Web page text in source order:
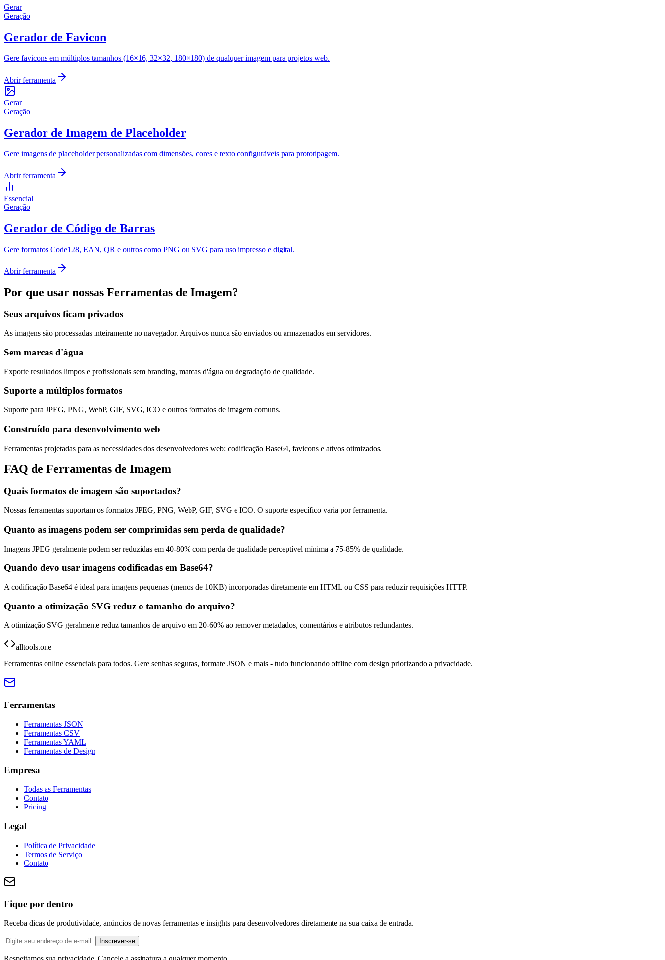
Gerar
Geração
Gerador de Favicon
Gere favicons em múltiplos tamanhos (16×16, 32×32, 180×180) de qualquer imagem para projetos web.
Abrir ferramenta
Gerar
Geração
Gerador de Imagem de Placeholder
Gere imagens de placeholder personalizadas com dimensões, cores e texto configuráveis para prototipagem.
Abrir ferramenta
Essencial
Geração
Gerador de Código de Barras
Gere formatos Code128, EAN, QR e outros como PNG ou SVG para uso impresso e digital.
Abrir ferramenta
Por que usar nossas Ferramentas de Imagem?
Seus arquivos ficam privados
As imagens são processadas inteiramente no navegador. Arquivos nunca são enviados ou armazenados em servidores.
Sem marcas d'água
Exporte resultados limpos e profissionais sem branding, marcas d'água ou degradação de qualidade.
Suporte a múltiplos formatos
Suporte para JPEG, PNG, WebP, GIF, SVG, ICO e outros formatos de imagem comuns.
Construído para desenvolvimento web
Ferramentas projetadas para as necessidades dos desenvolvedores web: codificação Base64, favicons e ativos otimizados.
FAQ de Ferramentas de Imagem
Quais formatos de imagem são suportados?
Nossas ferramentas suportam os formatos JPEG, PNG, WebP, GIF, SVG e ICO. O suporte específico varia por ferramenta.
Quanto as imagens podem ser comprimidas sem perda de qualidade?
Imagens JPEG geralmente podem ser reduzidas em 40-80% com perda de qualidade perceptível mínima a 75-85% de qualidade.
Quando devo usar imagens codificadas em Base64?
A codificação Base64 é ideal para imagens pequenas (menos de 10KB) incorporadas diretamente em HTML ou CSS para reduzir requisições HTTP.
Quanto a otimização SVG reduz o tamanho do arquivo?
A otimização SVG geralmente reduz tamanhos de arquivo em 20-60% ao remover metadados, comentários e atributos redundantes.
alltools.one
Ferramentas online essenciais para todos. Gere senhas seguras, formate JSON e mais - tudo funcionando offline com design priorizando a privacidade.
Ferramentas
Ferramentas JSON
Ferramentas CSV
Ferramentas YAML
Ferramentas de Design
Empresa
Todas as Ferramentas
Contato
Pricing
Legal
Política de Privacidade
Termos de Serviço
Contato
Fique por dentro
Receba dicas de produtividade, anúncios de novas ferramentas e insights para desenvolvedores diretamente na sua caixa de entrada.
Inscrever-se